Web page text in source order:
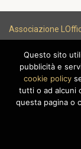
Associazione
Questo sito
pubblicità e
cookie policy
tutti o ad alcuni
questa pagina o